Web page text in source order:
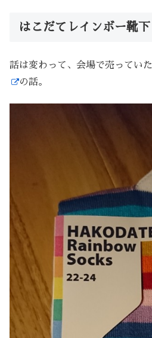
はこだてレインボー靴下
話は変わって、会場で売っていた
の話。